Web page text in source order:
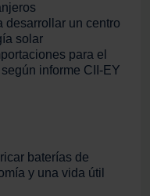
desarrollar un centro
solar
para el
informe CII-EY
baterías de
y una vida útil